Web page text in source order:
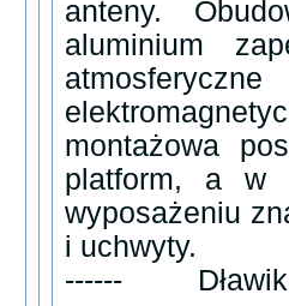
anteny.
aluminium
montażowa
platform, a w
wyposażeniu
i uchwyty.
------